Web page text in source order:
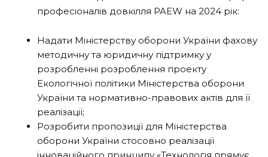
професіоналів довкілля PAEW на 2024 рік:
Надати Міністерству оборони України фахову
методичну та юридичну підтримку у
розробленні розроблення проекту
Екологічної політики Міністерства оборони
України та нормативно-правових актів для її
реалізації;
Розробити пропозиції для Міністерства
оборони України стосовно реалізації